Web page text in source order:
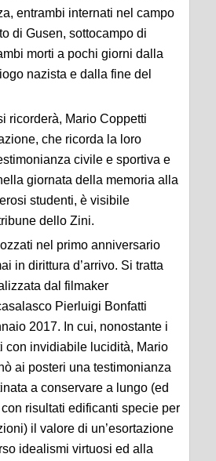
entrambi internati nel campo
di Gusen, sottocampo di
morti a pochi giorni dalla
nazista e dalla fine del
ricorderà, Mario Coppetti
che ricorda la loro
civile e sportiva e
giornata della memoria alla
studenti, è visibile
dello Zini.
nel primo anniversario
in dirittura d’arrivo. Si tratta
dal filmaker
Pierluigi Bonfatti
2017. In cui, nonostante i
con invidiabile lucidità, Mario
ai posteri una testimonianza
a conservare a lungo (ed
risultati edificanti specie per
il valore di un’esortazione
idealismi virtuosi ed alla